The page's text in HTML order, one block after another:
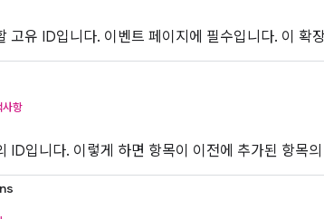
고유 ID입니다. 이벤트 페이지에 필수입니다. 이 확
사항
ID입니다. 이렇게 하면 항목이 이전에 추가된 항목